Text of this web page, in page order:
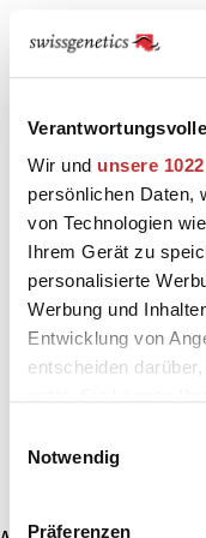
Wir und unsere
persönlichen Daten,
von Technologien
Ihrem Gerät zu
personalisierte
Werbung und
Entwicklung von
entscheiden
Trigger Symbol
Notwendig
Präferenzen